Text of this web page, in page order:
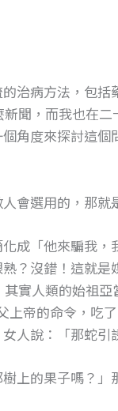
治病方法，包括
聞，而我也在二
角度來探討這
會選用的，那就
成「他來騙我，
？沒錯！這就是
人類的始祖亞
上帝的命令，吃
人說：「那蛇引
上的果子嗎？